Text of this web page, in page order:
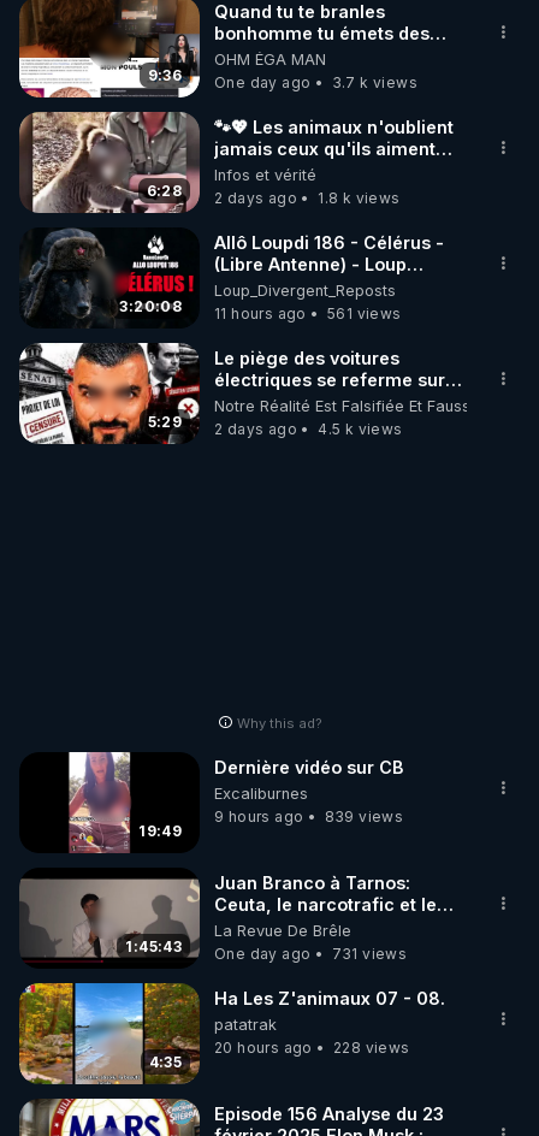
9:36
Quand tu te branles
bonhomme tu émets des
ondes ils ont juste omis de
t'expliquer
OHM ÉGA MAN
One day ago
3.7 k views
6:28
🐾💖 Les animaux n'oublient
jamais ceux qu'ils aiment…
🥹❤️
Infos et vérité
2 days ago
1.8 k views
3:20:08
Allô Loupdi 186 - Célérus -
(Libre Antenne) - Loup
Divergent 2026.08.06
Loup_Divergent_Reposts
11 hours ago
561 views
5:29
Le piège des voitures
électriques se referme sur
les usagers !
Notre Réalité Est Falsifiée Et Fausse
2 days ago
4.5 k views
Why this ad?
19:49
Dernière vidéo sur CB
Excaliburnes
9 hours ago
839 views
1:45:43
Juan Branco à Tarnos:
Ceuta, le narcotrafic et le
pouvoir en France
La Revue De Brêle
One day ago
731 views
4:35
Ha Les Z'animaux 07 - 08.
patatrak
20 hours ago
228 views
Episode 156 Analyse du 23